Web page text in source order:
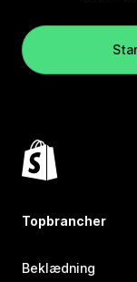
Topbrancher
Beklædning